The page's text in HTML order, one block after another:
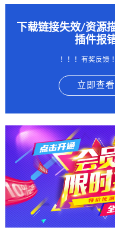
下载链接失效/资源
插件报
！！！有奖反馈
立即查看